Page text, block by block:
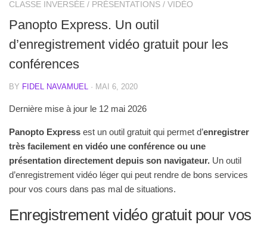
CLASSE INVERSÉE / PRÉSENTATIONS / VIDÉO
Panopto Express. Un outil
d’enregistrement vidéo gratuit pour les
conférences
BY FIDEL NAVAMUEL · MAI 6, 2020
Dernière mise à jour le 12 mai 2026
Panopto Express est un outil gratuit qui permet d’enregistrer
très facilement en vidéo une conférence ou une
présentation directement depuis son navigateur. Un outil
d’enregistrement vidéo léger qui peut rendre de bons services
pour vos cours dans pas mal de situations.
Enregistrement vidéo gratuit pour vos